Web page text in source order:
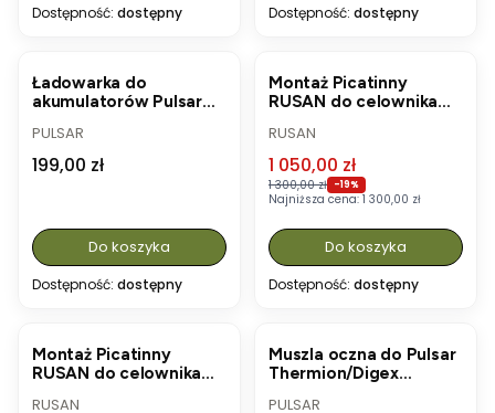
Dostępność: dostępny Dostępność: dostępny
Ładowarka do
akumulatorów Pulsar
PRODUCENT
PULSAR
Cena
199,00 zł
Do koszyka
Dostępność: dostępny
Montaż Picatinny
RUSAN do celownika
Action - LA)
PRODUCENT
RUSAN
Cena promocyjna
1 050,00 zł
1 300,00 zł -19%
Najniższa cena: 1 300,00 zł
Do koszyka
Dostępność: dostępny
Montaż Picatinny
RUSAN do celownika
PRODUCENT
RUSAN
Muszla oczna do Pulsar
Thermion/Digex
PRODUCENT
PULSAR